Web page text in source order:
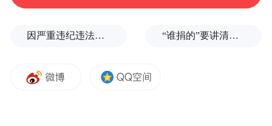
与中东非市场的合作，标志着小鹏汽车在全
因严重违纪违法，金融监管总局原局长李云泽被罢免全国人大代表 “谁捐的”要讲清楚，爱心不能被截胡